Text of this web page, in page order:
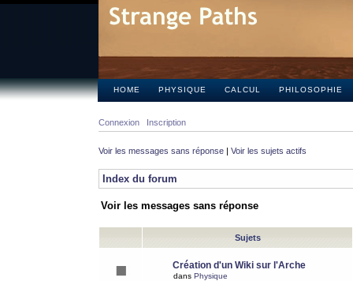
HOME PHYSIQUE CALCUL PHILOSOPHIE
Connexion Inscription
Voir les messages sans réponse | Voir les sujets actifs
Index du forum
Voir les messages sans réponse
Sujets
Création d'un Wiki sur l'Arche
dans Physique